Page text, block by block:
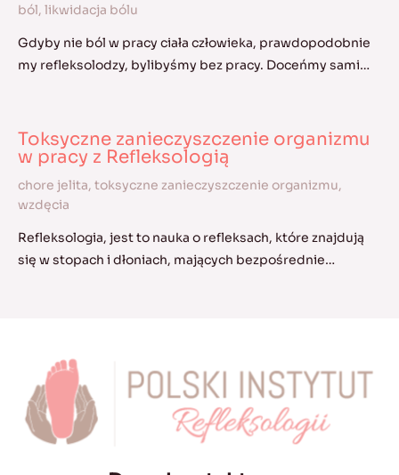
ból, likwidacja bólu
Gdyby nie ból w pracy ciała człowieka, prawdopodobnie
my refleksolodzy, bylibyśmy bez pracy. Doceńmy sami…
Toksyczne zanieczyszczenie organizmu
w pracy z Refleksologią
chore jelita, toksyczne zanieczyszczenie organizmu,
wzdęcia
Refleksologia, jest to nauka o refleksach, które znajdują
się w stopach i dłoniach, mających bezpośrednie…